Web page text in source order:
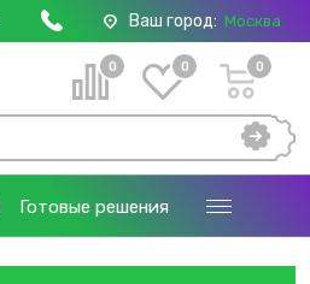
Ваш город: Москва
0 0 0
Готовые решения